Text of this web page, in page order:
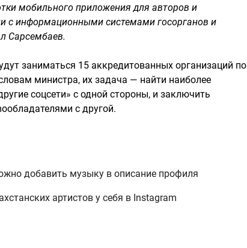
мобильного приложения для авторов и
с информационными системами госорганов и
Сарсембаев.
заниматься 15 аккредитованных организаций по
министра, их задача — найти наиболее
соцсети» с одной стороны, и заключить
с другой.
добавить музыку в описание профиля
артистов у себя в Instagram